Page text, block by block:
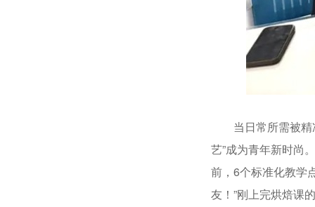
当日常所需被精准
艺”成为青年新时尚
前，6个标准化教学
友！”刚上完烘焙课